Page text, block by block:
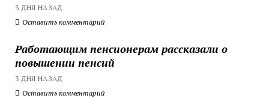
3 ДНЯ НАЗАД
Оставить комментарий
Работающим пенсионерам рассказали о
повышении пенсий
3 ДНЯ НАЗАД
Оставить комментарий